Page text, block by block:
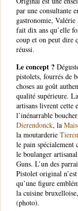
par une consultante
gastronomie,
fait dix ans qu’elle
coup et on peut dire
réussi.
Le concept ?
pistolets, fourrés de
choses au goût
qualité supérieure.
artisans livrent cette
l’inénarrable boucher
Dierendonck, la
la moutarderie
le pain spécialement
le boulanger
Guns. L’un des
Pistolet original
qu’une figure
la cuisine
(photo).